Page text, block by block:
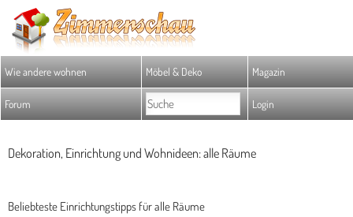
Wie andere wohnen Möbel & Deko Magazin
Forum Login
Dekoration, Einrichtung und Wohnideen: alle Räume
Beliebteste Einrichtungstipps für alle Räume